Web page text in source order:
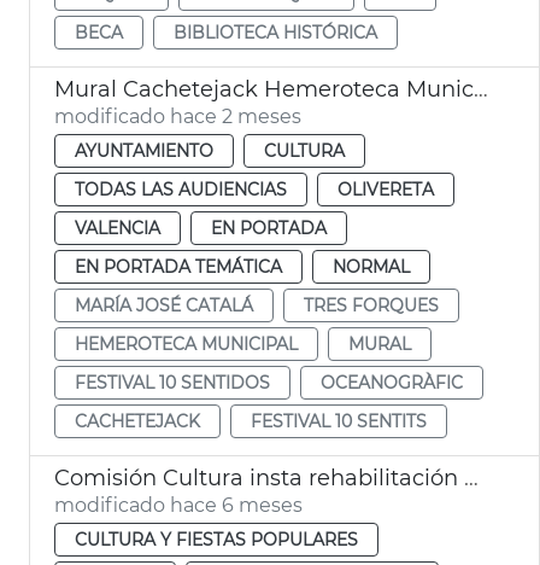
BECA
BIBLIOTECA HISTÓRICA
Mural Cachetejack Hemeroteca Municipal València
modificado hace 2 meses
AYUNTAMIENTO
CULTURA
TODAS LAS AUDIENCIAS
OLIVERETA
VALENCIA
EN PORTADA
EN PORTADA TEMÁTICA
NORMAL
MARÍA JOSÉ CATALÁ
TRES FORQUES
HEMEROTECA MUNICIPAL
MURAL
FESTIVAL 10 SENTIDOS
OCEANOGRÀFIC
CACHETEJACK
FESTIVAL 10 SENTITS
Comisión Cultura insta rehabilitación Hemeroteca y Biblioteca Histórica València
modificado hace 6 meses
CULTURA Y FIESTAS POPULARES